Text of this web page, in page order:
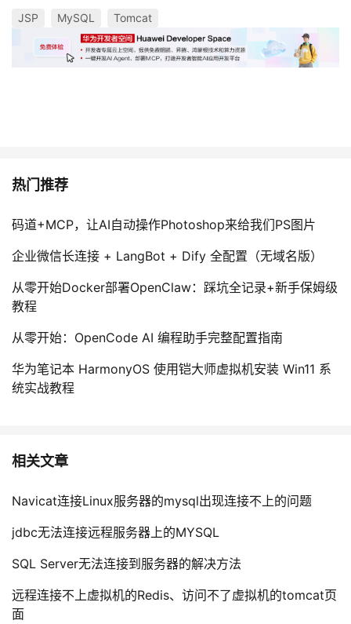
JSP MySQL Tomcat
热门推荐
码道+MCP，让AI自动操作Photoshop来给我们PS图片
企业微信长连接 + LangBot + Dify 全配置（无域名版）
从零开始Docker部署OpenClaw：踩坑全记录+新手保姆级
教程
从零开始：OpenCode AI 编程助手完整配置指南
华为笔记本 HarmonyOS 使用铠大师虚拟机安装 Win11 系
统实战教程
相关文章
Navicat连接Linux服务器的mysql出现连接不上的问题
jdbc无法连接远程服务器上的MYSQL
SQL Server无法连接到服务器的解决方法
远程连接不上虚拟机的Redis、访问不了虚拟机的tomcat页
面